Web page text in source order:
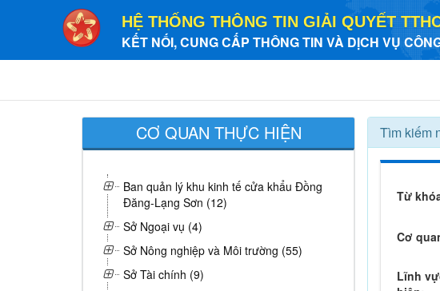
HỆ THỐNG THÔNG TIN GIẢI QUYẾT
KẾT NỐI, CUNG CẤP THÔNG TIN VÀ DỊCH VỤ
CƠ QUAN THỰC HIỆN
Ban quản lý khu kinh tế cửa khẩu Đồng
Đăng-Lạng Sơn (12)
Sở Ngoại vụ (4)
Sở Nông nghiệp và Môi trường (55)
Sở Tài chính (9)
Tìm kiếm
Từ
Cơ
Lĩnh